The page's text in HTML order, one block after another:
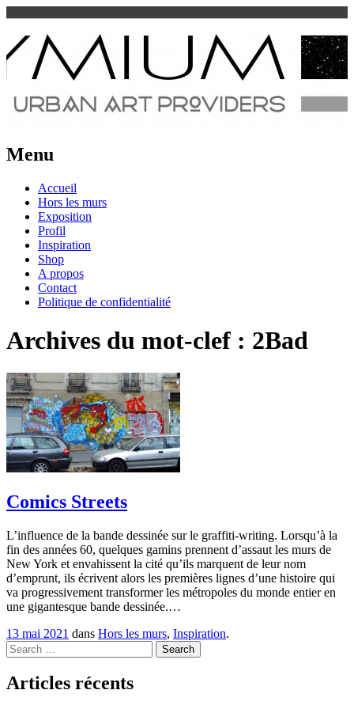
Spraymium Magazine
Urban Art Provider
Menu
Aller
contenu
Accueil
Hors les murs
Exposition
Profil
Inspiration
Shop
A propos
Contact
Politique de confidentialité
Archives du mot-clef : 2Bad
Comics Streets
L’influence de la bande dessinée sur le graffiti-writing. Lorsqu’à la
fin des années 60, quelques gamins prennent d’assaut les murs de
New York et envahissent la cité qu’ils marquent de leur nom
d’emprunt, ils écrivent alors les premières lignes d’une histoire qui
va progressivement transformer les métropoles du monde entier en
une gigantesque bande dessinée.…
13 mai 2021 dans Hors les murs, Inspiration.
Search
Articles récents